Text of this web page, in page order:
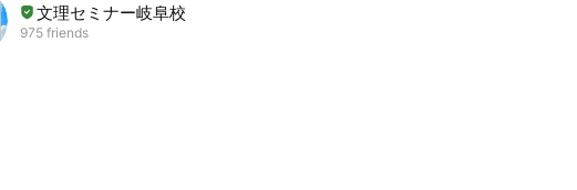
文理セミナー岐阜校
975 friends